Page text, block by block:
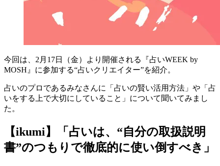
今回は、2月17日（金）より開催される『占いWEEK by
MOSH 』に参加する“占いクリエイター”を紹介。
占いのプロであるみなさんに「 占いの賢い活用方法 」や「 占
いをする上で大切にしていること 」について聞いてみまし
た。
【ikumi】「占いは、“自分の取扱説明
書”のつもりで徹底的に使い倒すべき」